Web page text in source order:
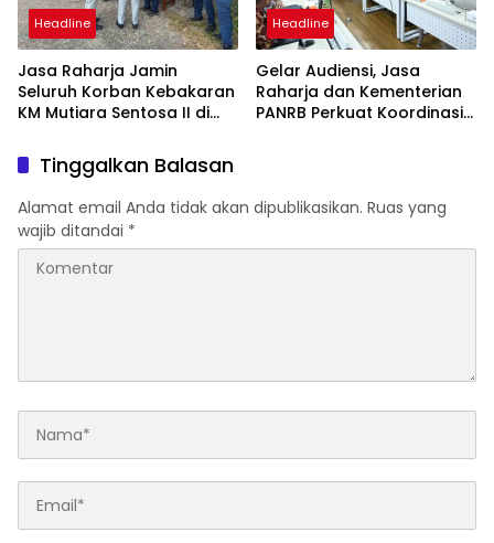
Headline
Jasa Raharja Jamin
Seluruh Korban Kebakaran
KM Mutiara Sentosa II di
Headline
Gelar Audiensi, Jasa
Raharja dan Kementerian
PANRB Perkuat Koordinasi
Tinggalkan Balasan
Alamat email Anda tidak akan dipublikasikan. Ruas yang
wajib ditandai *